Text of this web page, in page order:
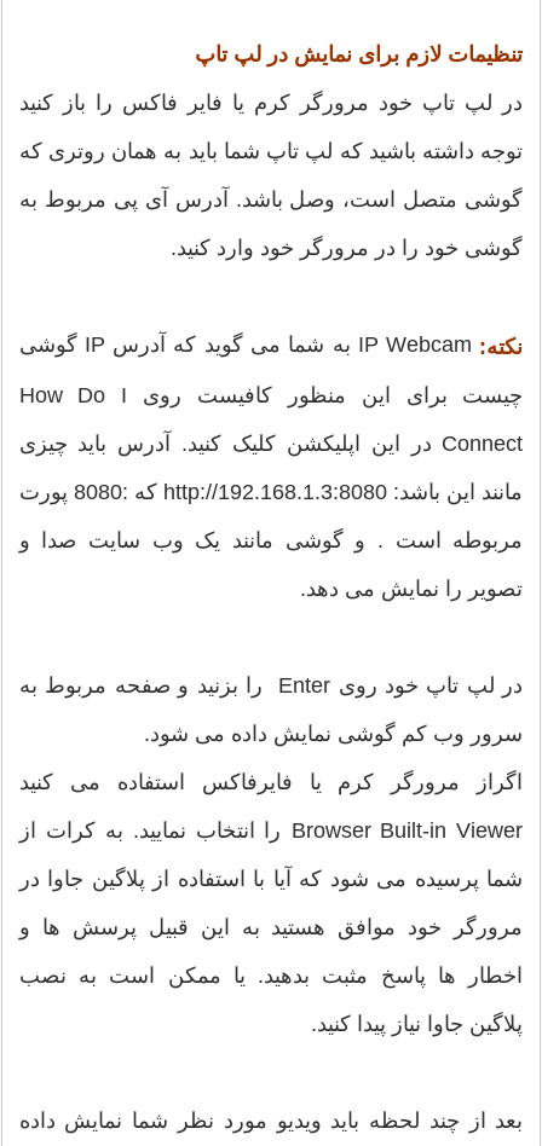
تنظیمات لازم برای نمایش در لپ تاپ
در لپ تاپ خود مرورگر کرم یا فایر فاکس را باز کنید
توجه داشته باشید که لپ تاپ شما باید به همان روتری که
گوشی متصل است، وصل باشد. آدرس آی پی مربوط به
گوشی خود را در مرورگر خود وارد کنید.
نکته: IP Webcam به شما می گوید که آدرس IP گوشی
چیست برای این منظور کافیست روی How Do I
Connect در این اپلیکشن کلیک کنید. آدرس باید چیزی
مانند این باشد: http://192.168.1.3:8080 که :8080 پورت
مربوطه است . و گوشی مانند یک وب سایت صدا و
تصویر را نمایش می دهد.
در لپ تاپ خود روی Enter را بزنید و صفحه مربوط به
سرور وب کم گوشی نمایش داده می شود.
اگراز مرورگر کرم یا فایرفاکس استفاده می کنید
Browser Built-in Viewer را انتخاب نمایید. به کرات از
شما پرسیده می شود که آیا با استفاده از پلاگین جاوا در
مرورگر خود موافق هستید به این قبیل پرسش ها و
اخطار ها پاسخ مثبت بدهید. یا ممکن است به نصب
پلاگین جاوا نیاز پیدا کنید.
بعد از چند لحظه باید ویدیو مورد نظر شما نمایش داده